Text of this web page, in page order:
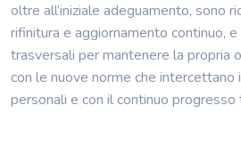
oltre all’iniziale adeguamento, sono
rifinitura e aggiornamento continuo,
trasversali per mantenere la propria
con le nuove norme che
personali e con il continuo progresso